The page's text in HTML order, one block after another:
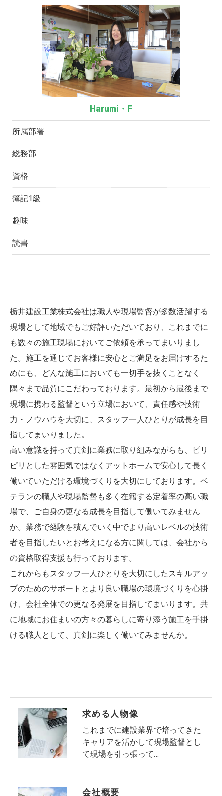
Harumi・F
所属部署
総務部
資格
簿記1級
趣味
読書
栃井建設工業株式会社は職人や現場監督が多数活躍する
現場として地域でもご好評いただいており、これまでに
も数々の施工現場においてご依頼を承ってまいりまし
た。施工を通じてお客様に安心とご満足をお届けするた
めにも、どんな施工においても一切手を抜くことなく
隅々まで品質にこだわっております。最初から最後まで
現場に携わる監督という立場において、責任感や技術
力・ノウハウを大切に、スタッフ一人ひとりが成長を目
指してまいりました。
高い意識を持って真剣に業務に取り組みながらも、ピリ
ピリとした雰囲気ではなくアットホームで安心して長く
働いていただける環境づくりを大切にしております。ベ
テランの職人や現場監督も多く在籍する定着率の高い職
場で、ご自身の更なる成長を目指して働いてみません
か。業務で経験を積んでいく中でより高いレベルの技術
者を目指したいとお考えになる方に関しては、会社から
の資格取得支援も行っております。
これからもスタッフ一人ひとりを大切にしたスキルアッ
プのためのサポートとより良い職場の環境づくりを心掛
け、会社全体での更なる発展を目指してまいります。共
に地域にお住まいの方々の暮らしに寄り添う施工を手掛
ける職人として、真剣に楽しく働いてみませんか。
求める人物像
これまでに建設業界で培ってきた
キャリアを活かして現場監督とし
て現場を引っ張って…
会社概要